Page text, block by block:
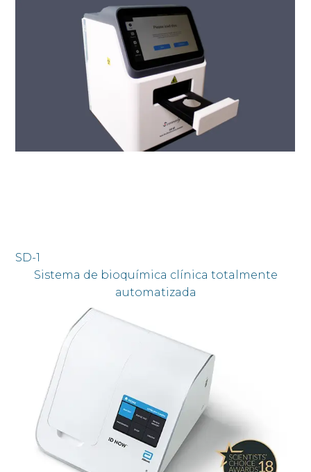
SD-1
Sistema de bioquímica clínica totalmente
automatizada